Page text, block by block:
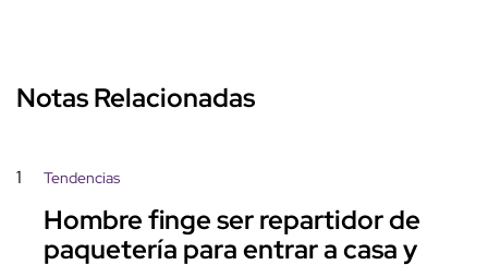
Notas Relacionadas
1 Tendencias
Hombre finge ser repartidor de
paquetería para entrar a casa y